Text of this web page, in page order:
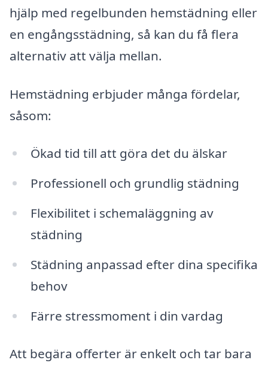
hjälp med regelbunden hemstädning eller
en engångsstädning, så kan du få flera
alternativ att välja mellan.
Hemstädning erbjuder många fördelar,
såsom:
Ökad tid till att göra det du älskar
Professionell och grundlig städning
Flexibilitet i schemaläggning av
städning
Städning anpassad efter dina specifika
behov
Färre stressmoment i din vardag
Att begära offerter är enkelt och tar bara